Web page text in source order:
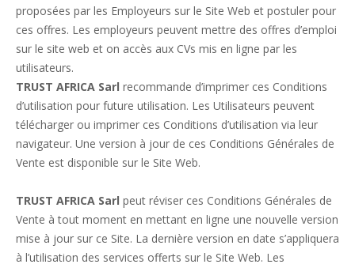
proposées par les Employeurs sur le Site Web et postuler pour
ces offres. Les employeurs peuvent mettre des offres d’emploi
sur le site web et on accès aux CVs mis en ligne par les
utilisateurs.
TRUST AFRICA Sarl recommande d’imprimer ces Conditions
d’utilisation pour future utilisation. Les Utilisateurs peuvent
télécharger ou imprimer ces Conditions d’utilisation via leur
navigateur. Une version à jour de ces Conditions Générales de
Vente est disponible sur le Site Web.
TRUST AFRICA Sarl peut réviser ces Conditions Générales de
Vente à tout moment en mettant en ligne une nouvelle version
mise à jour sur ce Site. La dernière version en date s’appliquera
à l’utilisation des services offerts sur le Site Web. Les